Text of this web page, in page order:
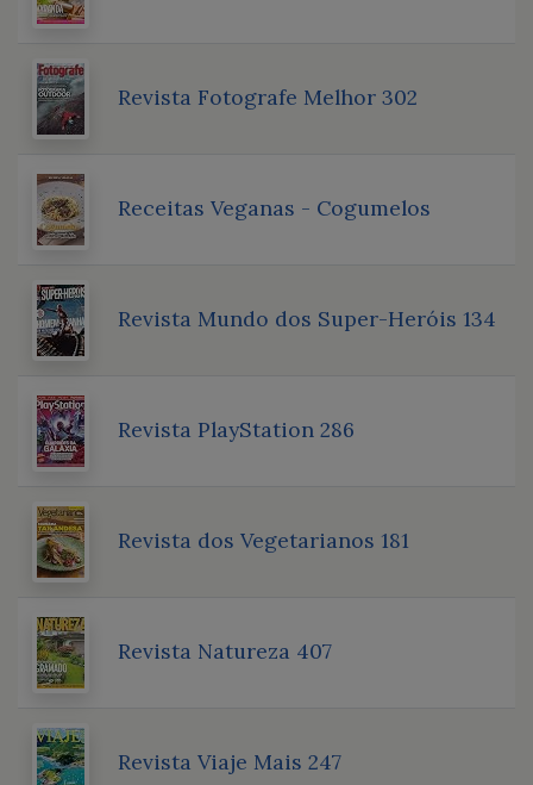
Revista Fotografe Melhor 302
Receitas Veganas - Cogumelos
Revista Mundo dos Super-Heróis 134
Revista PlayStation 286
Revista dos Vegetarianos 181
Revista Natureza 407
Revista Viaje Mais 247